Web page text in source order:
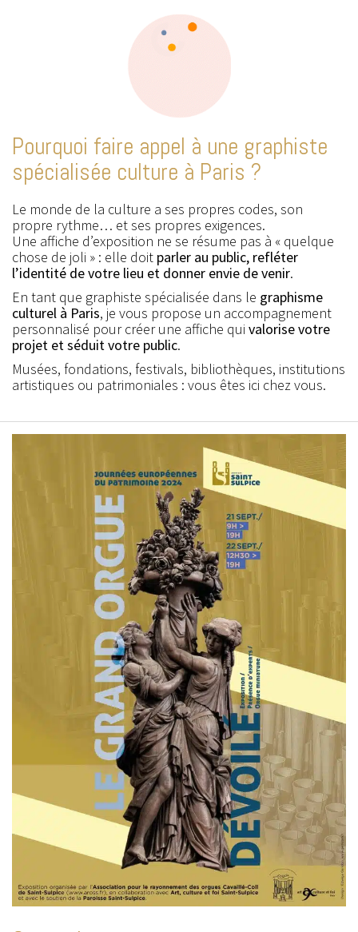
Pourquoi faire appel à une graphiste
spécialisée culture à Paris ?
Le monde de la culture a ses propres codes, son
propre rythme… et ses propres exigences.
Une affiche d’exposition ne se résume pas à « quelque
chose de joli » : elle doit parler au public, refléter
l’identité de votre lieu et donner envie de venir.
En tant que graphiste spécialisée dans le graphisme
culturel à Paris, je vous propose un accompagnement
personnalisé pour créer une affiche qui valorise votre
projet et séduit votre public.
Musées, fondations, festivals, bibliothèques, institutions
artistiques ou patrimoniales : vous êtes ici chez vous.
Notre musée a fait
appel aux services
d’Edwige en 2023
afin qu’elle crée et décline sur
différents supports le visuel de
notre exposition temporaire
« Beaux rivages ». Elle a très vite
cerné notre demande en offrant
la touche de modernité que
rapidement trouvé et le succès a
été au rendez-vous, en grande
partie grâce à notre affiche
particulièrement attrayante.
Merci.
Anne Picoré, directrice
Musée de la Loire